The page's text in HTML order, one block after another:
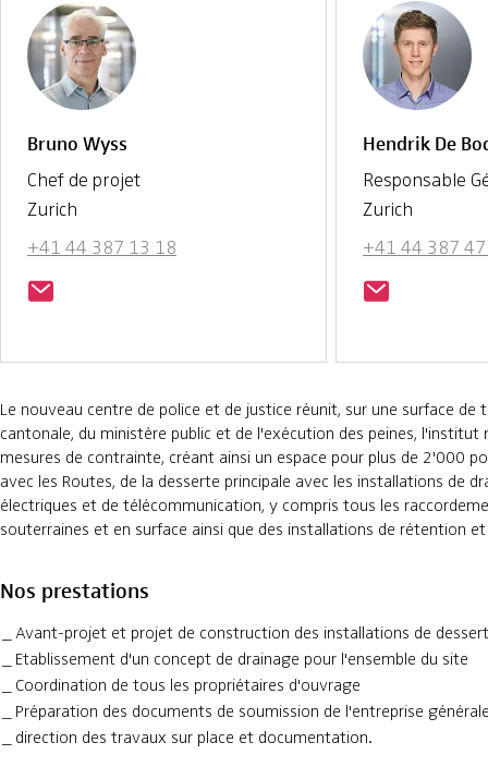
Bruno Wyss
Chef de projet
Zurich
+41 44 387 13 18
Hendrik De
Responsable
Zurich
+41 44 387
Le nouveau centre de police et de justice réunit, sur une surface
cantonale, du ministère public et de l'exécution des peines,
mesures de contrainte, créant ainsi un espace pour plus de 2'000
avec les Routes, de la desserte principale avec les installations de
électriques et de télécommunication, y compris tous les
souterraines et en surface ainsi que des installations de rétention
Nos prestations
Avant-projet et projet de construction des installations de
Etablissement d'un concept de drainage pour l'ensemble du site
Coordination de tous les propriétaires d'ouvrage
Préparation des documents de soumission de l'entreprise
direction des travaux sur place et documentation.